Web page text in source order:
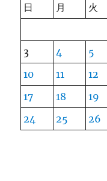
日
月 火
3
4 5
10
11 12
17
18 19
24
25 26